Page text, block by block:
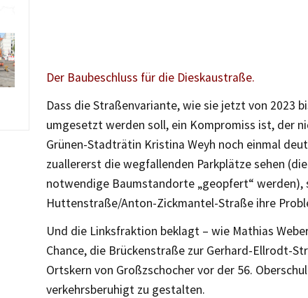
Der Baubeschluss für die Dieskaustraße.
Dass die Straßenvariante, wie sie jetzt von 2023
umgesetzt werden soll, ein Kompromiss ist, der
Grünen-Stadträtin Kristina Weyh noch einmal
zuallererst die wegfallenden Parkplätze sehen
notwendige Baumstandorte „geopfert“ werden),
Huttenstraße/Anton-Zickmantel-Straße ihre
Und die Linksfraktion beklagt – wie Mathias
Chance, die Brückenstraße zur Gerhard-Ellrodt-
Ortskern von Großzschocher vor der 56.
verkehrsberuhigt zu gestalten.